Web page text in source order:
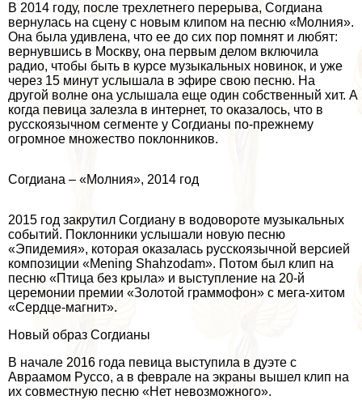
В 2014 году, после трехлетнего перерыва, Согдиана
вернулась на сцену с новым клипом на песню «Молния».
Она была удивлена, что ее до сих пор помнят и любят:
вернувшись в Москву, она первым делом включила
радио, чтобы быть в курсе музыкальных новинок, и уже
через 15 минут услышала в эфире свою песню. На
другой волне она услышала еще один собственный хит. А
когда певица залезла в интернет, то оказалось, что в
русскоязычном сегменте у Согдианы по-прежнему
огромное множество поклонников.
Согдиана – «Молния», 2014 год
2015 год закрутил Согдиану в водовороте музыкальных
событий. Поклонники услышали новую песню
«Эпидемия», которая оказалась русскоязычной версией
композиции «Mening Shahzodam». Потом был клип на
песню «Птица без крыла» и выступление на 20-й
церемонии премии «Золотой граммофон» с мега-хитом
«Сердце-магнит».
Новый образ Согдианы
В начале 2016 года певица выступила в дуэте с
Авраамом Руссо, а в феврале на экраны вышел клип на
их совместную песню «Нет невозможного».